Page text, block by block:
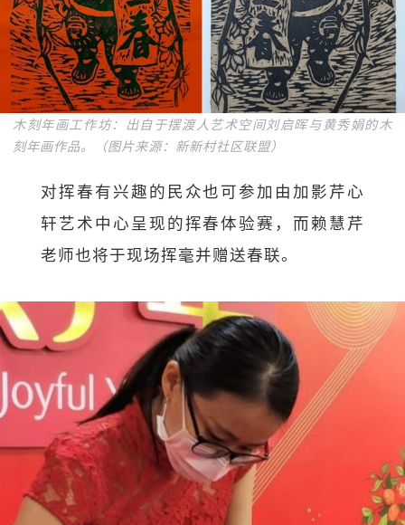
木刻年画工作坊：出自于摆渡人艺术空间刘启晖与黄秀娟的木
刻年画作品。（图片来源：新新村社区联盟）
对挥春有兴趣的民众也可参加由加影芹心
轩艺术中心呈现的挥春体验赛，而赖慧芹
老师也将于现场挥毫并赠送春联。